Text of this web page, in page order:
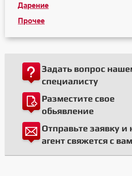
Дарение
Прочее
Задать вопрос
специалисту
Разместите свое
обьявление
Отправьте заявку и
агент свяжется с